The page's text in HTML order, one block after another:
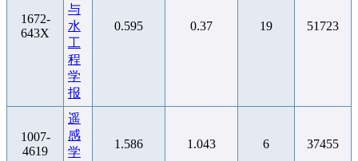
1672-
643X
与
水
工
程
学
报
0.595 0.37 19 51723
1007-
4619
遥
感
学
1.586 1.043 6 37455